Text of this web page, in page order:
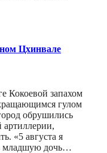
Цхинвале
Кокоевой запахом
гулом
обрушились
артиллерии,
«5 августа я
младшую дочь…